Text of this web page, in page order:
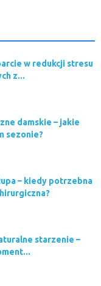
w redukcji stresu
z...
damskie – jakie
sezonie?
– kiedy potrzebna
starzenie –